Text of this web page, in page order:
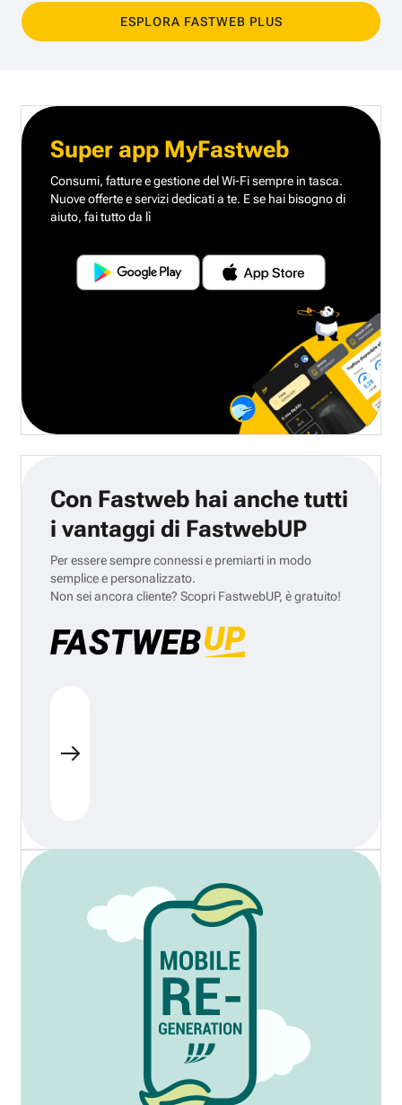
ESPLORA FASTWEB PLUS
Super app MyFastweb
Consumi, fatture e gestione del Wi-Fi sempre in tasca.
Nuove offerte e servizi dedicati a te. E se hai bisogno di
aiuto, fai tutto da lì
Con Fastweb hai anche tutti
i vantaggi di FastwebUP
Per essere sempre connessi e premiarti in modo
semplice e personalizzato.
Non sei ancora cliente? Scopri FastwebUP, è gratuito!